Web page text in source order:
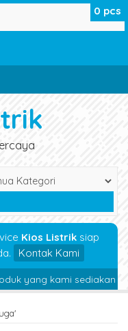
Kios Listrik siap
Kontak Kami
kami sediakan
0 pcs